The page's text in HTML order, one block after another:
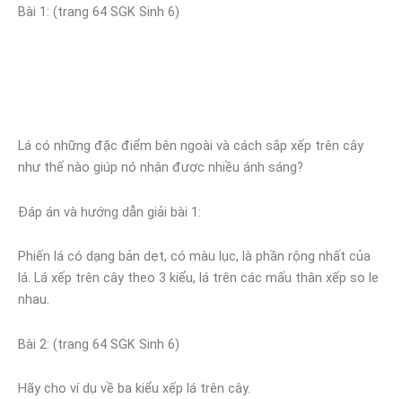
Bài 1: (trang 64 SGK Sinh 6)
Lá có những đặc điểm bên ngoài và cách sắp xếp trên cây
như thế nào giúp nó nhận được nhiều ánh sáng?
Đáp án và hướng dẫn giải bài 1:
Phiến lá có dạng bản dẹt, có màu lục, là phần rộng nhất của
lá. Lá xếp trên cây theo 3 kiểu, lá trên các mấu thân xếp so le
nhau.
Bài 2: (trang 64 SGK Sinh 6)
Hãy cho ví dụ về ba kiểu xếp lá trên cây.